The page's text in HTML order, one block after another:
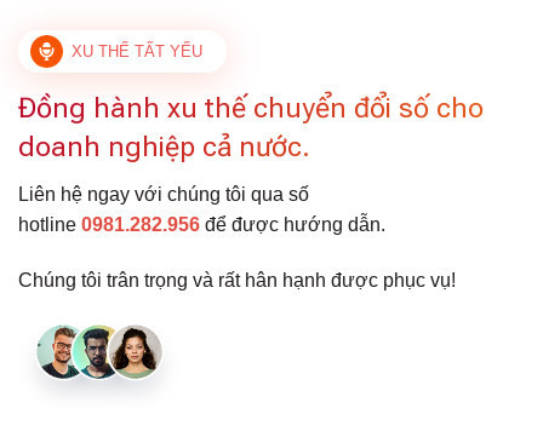
XU THẾ TẤT YẾU
Đồng hành xu thế chuyển đổi số cho
doanh nghiệp cả nước.
Liên hệ ngay với chúng tôi qua số
hotline 0981.282.956 để được hướng dẫn.
Chúng tôi trân trọng và rất hân hạnh được phục vụ!